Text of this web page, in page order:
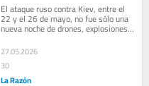
El ataque ruso contra Kiev, entre el
22 y el 26 de mayo, no fue sólo una
nueva noche de drones, explosiones y
refugios. Se trató, más bien, de una...
27.05.2026
30
La Razón